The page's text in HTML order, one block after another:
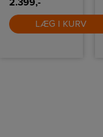
2.399,-
LÆG I KURV